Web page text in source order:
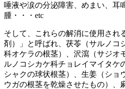
唾液や涙の分泌障害、めまい、耳
腫・・・etc
そして、これらの解消に使用され
剤）」と呼ばれ、茯苓（サルノコ
科オケラの根茎）、沢瀉（サジオ
ルノコシカケ科チョレイマイタケ
シャクの球状根茎）、生姜（ショ
ウガの根茎を乾燥させたもの）、